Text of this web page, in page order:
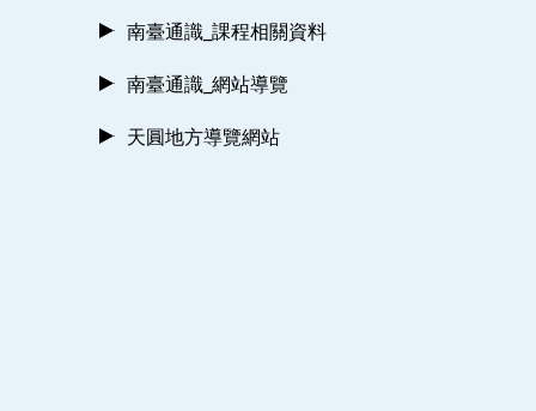
南臺通識_課程相關資料
南臺通識_網站導覽
天圓地方導覽網站